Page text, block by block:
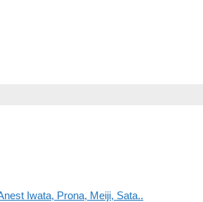
Iwata, Prona, Meiji, Sata..